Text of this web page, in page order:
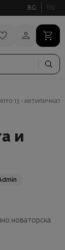
BG EN
13 -
и
новаторска